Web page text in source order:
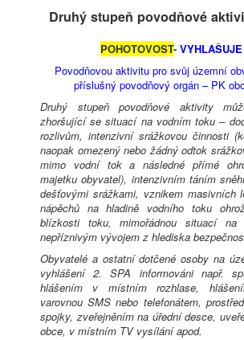
Druhý stupeň povodňové
POHOTOVOST-
Povodňovou aktivitu pro svůj územní
příslušný povodňový orgán – PK
Druhý stupeň povodňové aktivity
zhoršující se situací na vodním toku –
rozlivům, intenzivní srážkovou činnosti
naopak omezený nebo žádný odtok
mimo vodní tok a následné přímé
majetku obyvatel), intenzivním táním
dešťovými srážkami, vznikem masivních
nápěchů na hladině vodního toku
blízkosti toku, mimořádnou situací
nepříznivým vývojem z hlediska
Obyvatelé a ostatní dotčené osoby na
vyhlášení 2. SPA informováni např.
hlášením v místním rozhlase,
varovnou SMS nebo telefonátem,
spojky, zveřejněním na úřední desce,
obce, v místním TV vysílání apod.